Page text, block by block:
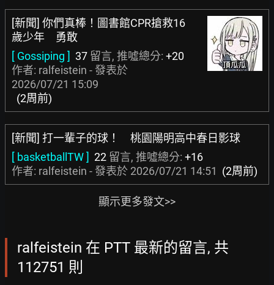
[新聞] 你們真棒！圖書館CPR搶救16
歲少年 勇敢
[ Gossiping ] 37 留言, 推噓總分: +20
作者: ralfeistein - 發表於
2026/07/21 15:09
(2周前)
[新聞] 打一輩子的球！ 桃園陽明高中春日影球
[ basketballTW ] 22 留言, 推噓總分: +16
作者: ralfeistein - 發表於 2026/07/21 14:51 (2周前)
顯示更多發文>>
ralfeistein 在 PTT 最新的留言, 共
112751 則